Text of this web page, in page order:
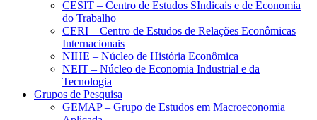
CESIT – Centro de Estudos SIndicais e de Economia
do Trabalho
CERI – Centro de Estudos de Relações Econômicas
Internacionais
NIHE – Núcleo de História Econômica
NEIT – Núcleo de Economia Industrial e da
Tecnologia
Grupos de Pesquisa
GEMAP – Grupo de Estudos em Macroeconomia